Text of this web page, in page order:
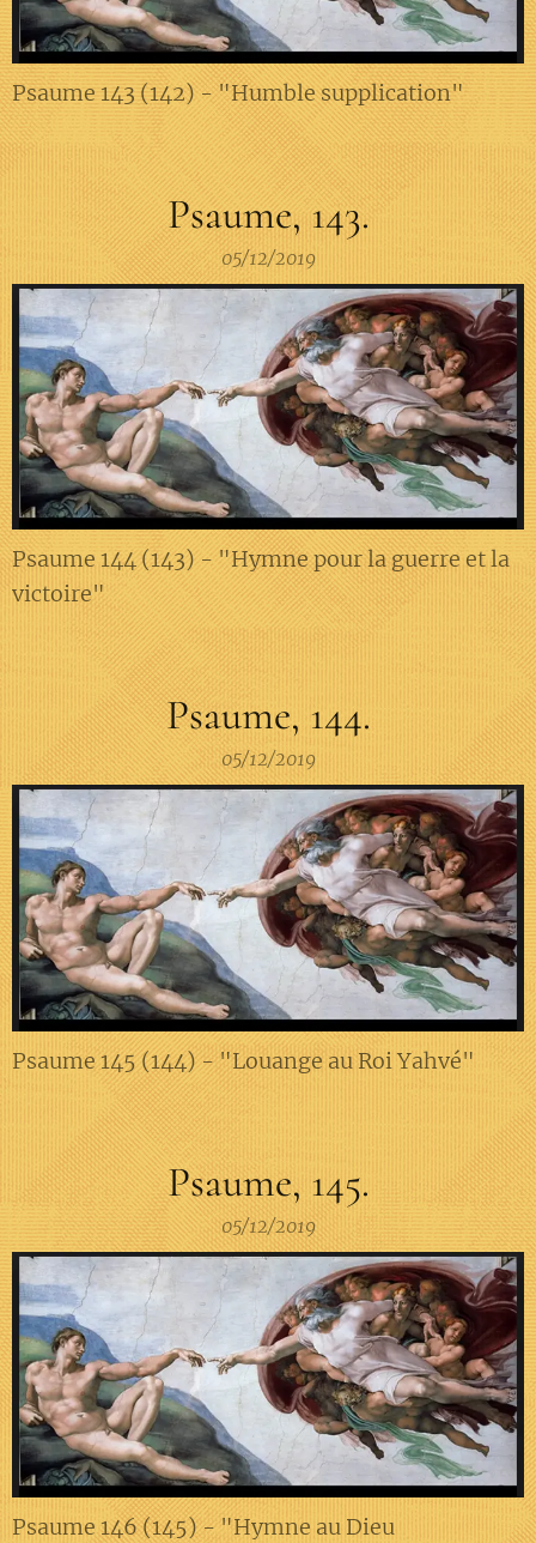
Psaume 143 (142) - "Humble supplication"
Psaume, 143.
05/12/2019
Psaume 144 (143) - "Hymne pour la guerre et la
victoire"
Psaume, 144.
05/12/2019
Psaume 145 (144) - "Louange au Roi Yahvé"
Psaume, 145.
05/12/2019
Psaume 146 (145) - "Hymne au Dieu